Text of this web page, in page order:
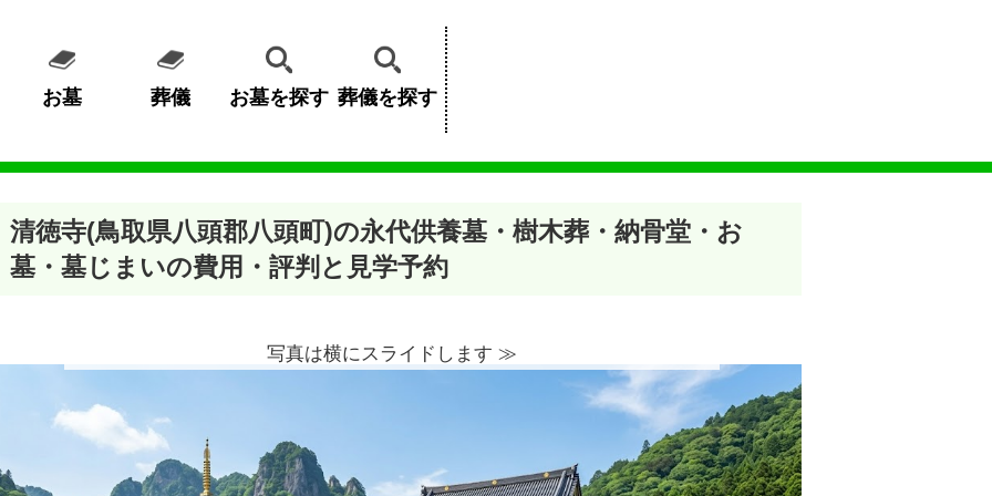
お墓 葬儀 お墓を探す 葬儀を探す
清徳寺(鳥取県八頭郡八頭町)の永代供養墓・樹木葬・納骨堂・お
墓・墓じまいの費用・評判と見学予約
写真は横にスライドします ≫︎